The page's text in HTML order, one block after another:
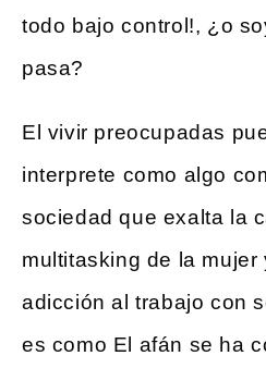
todo bajo control!, ¿o
pasa?
El vivir preocupadas
interprete como algo
sociedad que exalta la
multitasking de la
adicción al trabajo con
es como El afán se ha